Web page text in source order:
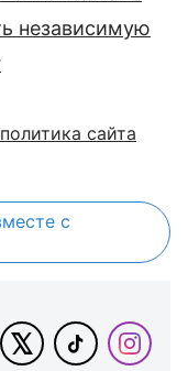
независимую
сайта
с